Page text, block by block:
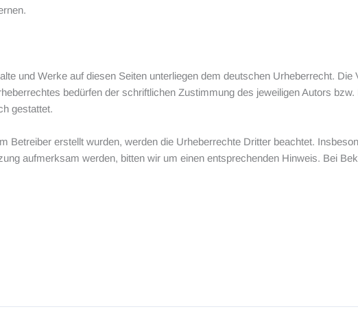
und Werke auf diesen Seiten unterliegen dem deutschen Urheberrecht.
bedürfen der schriftlichen Zustimmung des jeweiligen Autors
gestattet.
Betreiber erstellt wurden, werden die Urheberrechte Dritter beachtet.
aufmerksam werden, bitten wir um einen entsprechenden Hinweis. Bei